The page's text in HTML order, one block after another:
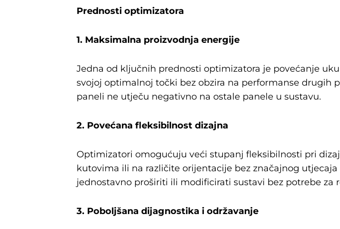
Prednosti optimizatora
1. Maksimalna proizvodnja energije
Jedna od ključnih prednosti optimizatora je povećanje
svojoj optimalnoj točki bez obzira na performanse drugih
paneli ne utječu negativno na ostale panele u sustavu.
2. Povećana fleksibilnost dizajna
Optimizatori omogućuju veći stupanj fleksibilnosti pri
kutovima ili na različite orijentacije bez značajnog
jednostavno proširiti ili modificirati sustavi bez potrebe za
3. Poboljšana dijagnostika i održavanje